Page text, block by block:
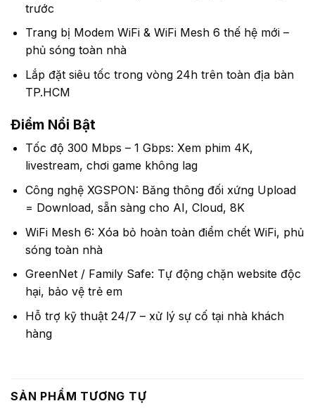
trước
Trang bị Modem WiFi & WiFi Mesh 6 thế hệ mới –
phủ sóng toàn nhà
Lắp đặt siêu tốc trong vòng 24h trên toàn địa bàn
TP.HCM
Điểm Nổi Bật
Tốc độ 300 Mbps – 1 Gbps: Xem phim 4K,
livestream, chơi game không lag
Công nghệ XGSPON: Băng thông đối xứng Upload
= Download, sẵn sàng cho AI, Cloud, 8K
WiFi Mesh 6: Xóa bỏ hoàn toàn điểm chết WiFi, phủ
sóng toàn nhà
GreenNet / Family Safe: Tự động chặn website độc
hại, bảo vệ trẻ em
Hỗ trợ kỹ thuật 24/7 – xử lý sự cố tại nhà khách
hàng
SẢN PHẨM TƯƠNG TỰ